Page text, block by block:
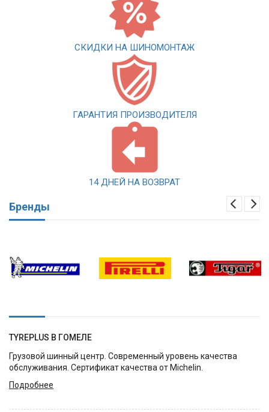
СКИДКИ НА ШИНОМОНТАЖ
ГАРАНТИЯ ПРОИЗВОДИТЕЛЯ
14 ДНЕЙ НА ВОЗВРАТ
Бренды
TYREPLUS В ГОМЕЛЕ
Грузовой шинный центр. Современный уровень качества
обслуживания. Сертификат качества от Michelin.
Подробнее